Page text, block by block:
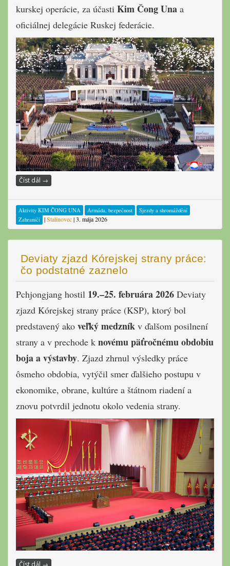
kurskej operácie, za účasti Kim Čong Una a
oficiálnej delegácie Ruskej federácie.
Číst dál →
Aktivity KIM ČONG UNA Armáda, bezpečnost
Sjezdy a shromáždění
Zahraničí |Stalinovec|3. mája 2026
Deviaty zjazd Kórejskej strany práce:
čo podstatné zaznelo
Pchjongjang hostil 19.–25. februára 2026 Deviaty
zjazd Kórejskej strany práce (KSP), ktorý bol
predstavený ako veľký medzník v ďalšom posilnení
strany a v prechode k novému päťročnému obdobiu
boja a výstavby. Zjazd zhrnul výsledky práce
ôsmeho obdobia, vytýčil smer ďalšieho postupu v
ekonomike, obrane, kultúre a štátnom riadení a
znovu potvrdil jednotu okolo vedenia strany.
Číst dál →